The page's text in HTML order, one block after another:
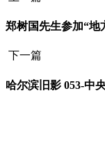
郑树国先生参加“地
下一篇
哈尔滨旧影 053-中